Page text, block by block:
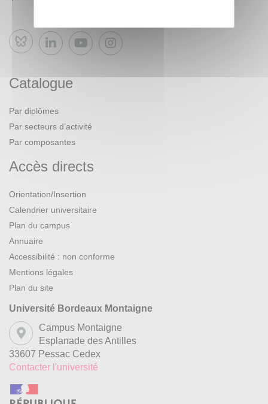
Bluesky
Catalogue
Par diplômes
Par secteurs d’activité
Par composantes
Accès directs
Orientation/Insertion
Calendrier universitaire
Plan du campus
Annuaire
Accessibilité : non conforme
Mentions légales
Plan du site
Université Bordeaux Montaigne
Campus Montaigne
Esplanade des Antilles
33607 Pessac Cedex
Contacter l'université